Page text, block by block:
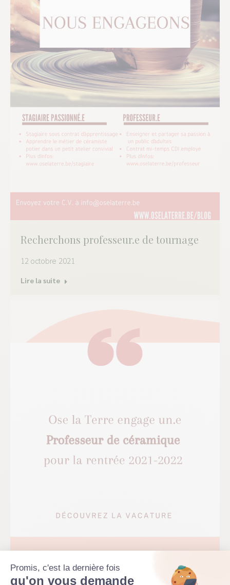
Recherchons professeur.e de tournage
12 octobre 2021
Lire la suite
Promis, c'est la dernière fois
qu'on vous demande